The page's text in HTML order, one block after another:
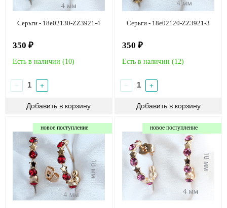
Серьги - 18e02130-ZZ3921-4
350 ₽
Есть в наличии (10)
− +
Серьги - 18e02120-ZZ3921-3
350 ₽
Есть в наличии (12)
− +
новое поступление новое поступление